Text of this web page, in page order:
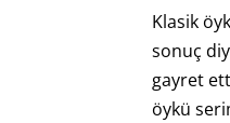
Klasik
sonuç
gayret
öykü